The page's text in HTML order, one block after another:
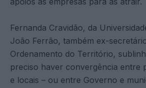
Fernanda Cravidão, da
João Ferrão, também ex-
Ordenamento do Território,
preciso haver convergência entre
e locais – ou entre Governo e